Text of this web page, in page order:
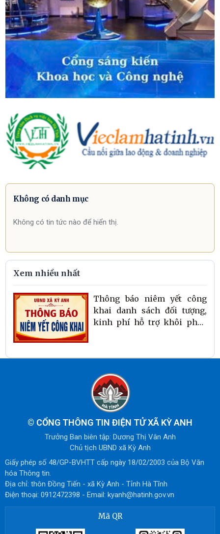
Không có danh mục
Không có tin tức nào để hiển thị.
Xem nhiều nhất
Thông báo niêm yết công
khai danh sách đối tượng,
kinh phí hỗ trợ khôi phục
09/2025/NĐ-CP ngày
nghị quyết số 151/2025/NQ-
HĐND ngày 27/06/2025 của
HĐND tỉnh trên địa bàn xã
Kỳ Anh
© CỔNG THÔNG TIN ĐIỆN TỬ XÃ KỲ ANH
Trưởng Ban biên tập: Dương Thị Vân Anh
Chủ tịch UBND xã Kỳ Anh
Giấy phép số 48/GP-BVHTT cấp ngày 18/02/2003 của Bộ Văn
hóa Thông tin.
Địa chỉ: thôn Đồng Tiến - xã Kỳ Anh - Tỉnh Hà Tĩnh
Điện thoại: 0912472398 - Email: kyanh@hatinh.gov.vn
Mã QR